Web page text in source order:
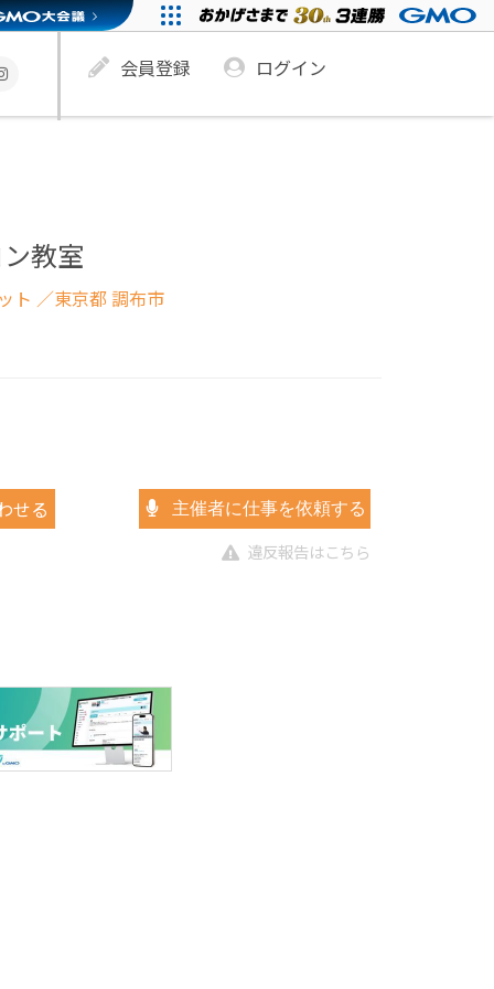
会員登録 ログイン
教室
ト ／東京都 調布市
せる 主催者に仕事を依頼する
違反報告はこちら